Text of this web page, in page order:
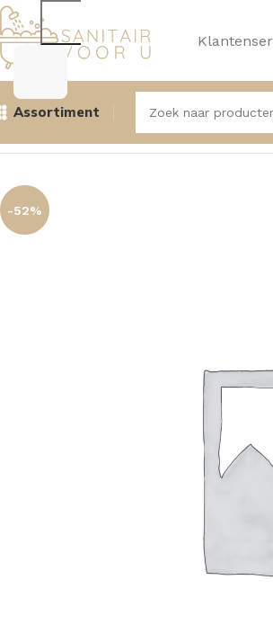
Assortiment
Handdouches,
-52%